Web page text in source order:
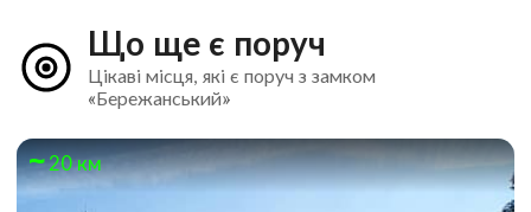
Що ще є поруч
Цікаві місця, які є поруч з замком
«Бережанський»
20 км